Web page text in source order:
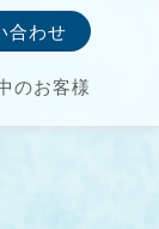
のお客様
合わせ